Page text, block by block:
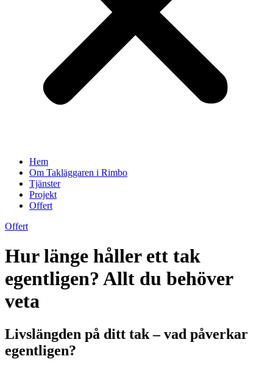
Hem
Om Takläggaren i Rimbo
Tjänster
Projekt
Offert
Offert
Hur länge håller ett tak
egentligen? Allt du behöver
veta
Livslängden på ditt tak – vad påverkar
egentligen?